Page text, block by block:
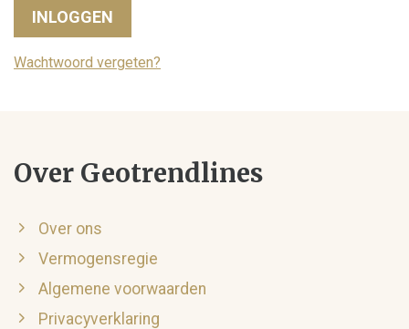
INLOGGEN
Wachtwoord vergeten?
Over Geotrendlines
Over ons
Vermogensregie
Algemene voorwaarden
Privacyverklaring